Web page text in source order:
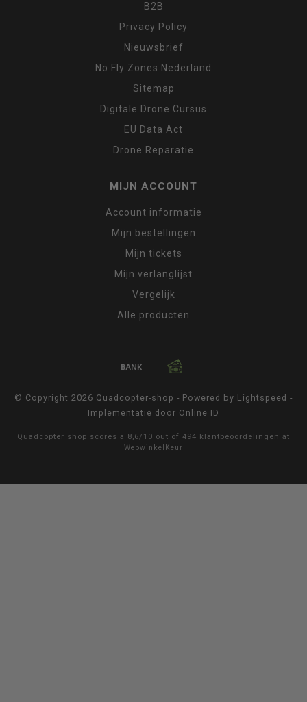
B2B
Privacy Policy
Nieuwsbrief
No Fly Zones Nederland
Sitemap
Digitale Drone Cursus
EU Data Act
Drone Reparatie
MIJN ACCOUNT
Account informatie
Mijn bestellingen
Mijn tickets
Mijn verlanglijst
Vergelijk
Alle producten
© Copyright 2026 Quadcopter-shop - Powered by Lightspeed -
Implementatie door Online ID
Quadcopter shop scores a 8,6/ 10 out of 494 klantbeoordelingen at
WebwinkelKeur